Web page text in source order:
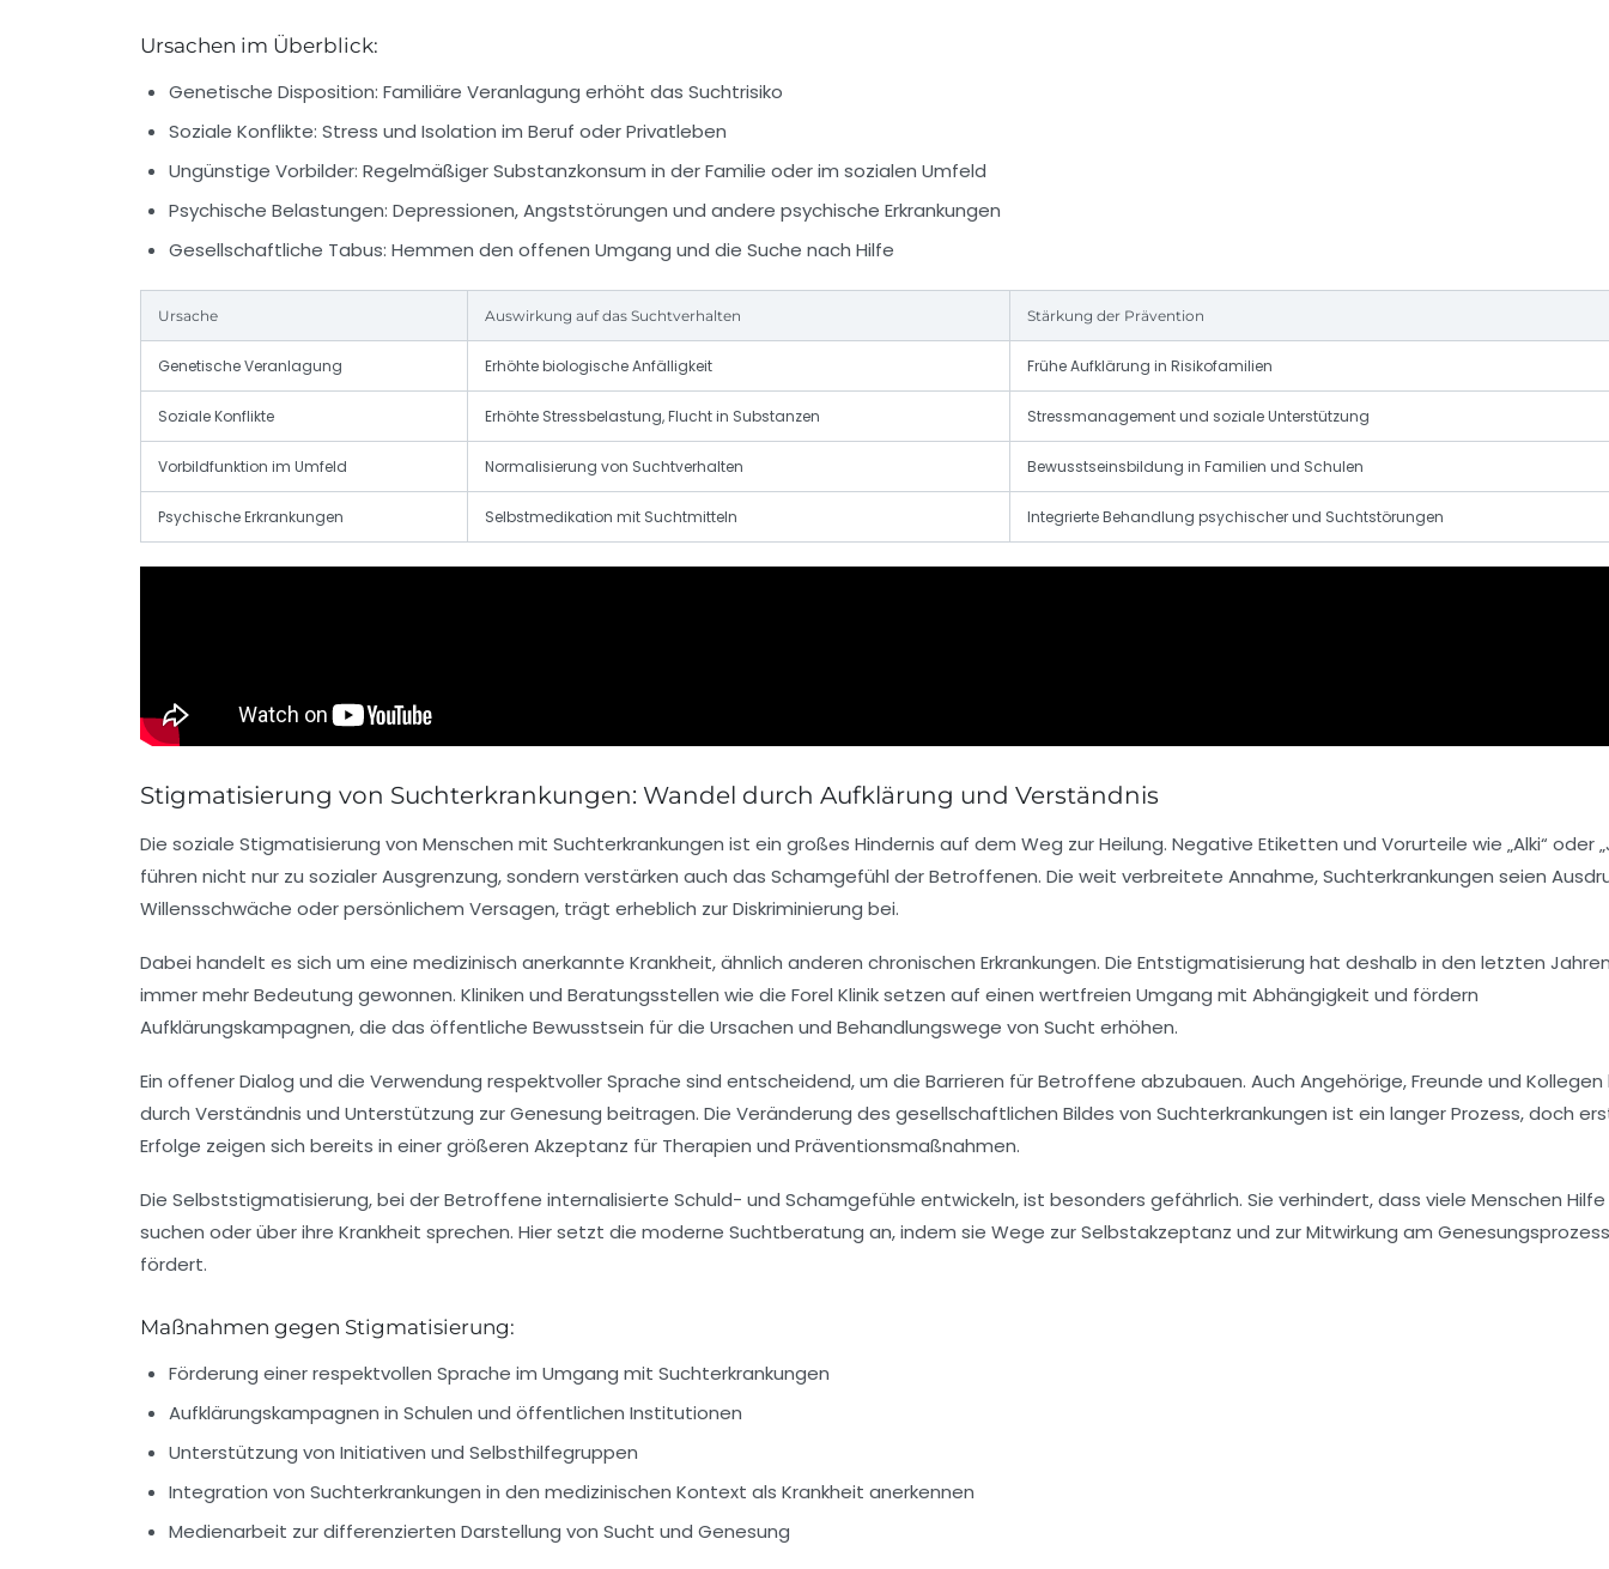
Ursachen im Überblick:
Genetische Disposition: Familiäre Veranlagung erhöht das Suchtrisiko
Soziale Konflikte: Stress und Isolation im Beruf oder Privatleben
Ungünstige Vorbilder: Regelmäßiger Substanzkonsum in der Familie oder im sozialen Umfeld
Psychische Belastungen: Depressionen, Angststörungen und andere psychische Erkrankungen
Gesellschaftliche Tabus: Hemmen den offenen Umgang und die Suche nach Hilfe
Ursache Auswirkung auf das Suchtverhalten Stärkung der Prävention
Genetische Veranlagung Erhöhte biologische Anfälligkeit Frühe Aufklärung in Risikofamilien
Soziale Konflikte Erhöhte Stressbelastung, Flucht in Substanzen Stressmanagement und soziale Unterstützung
Vorbildfunktion im Umfeld Normalisierung von Suchtverhalten Bewusstseinsbildung in Familien und Schulen
Psychische Erkrankungen Selbstmedikation mit Suchtmitteln Integrierte Behandlung psychischer und Suchtstörungen
Stigmatisierung von Suchterkrankungen: Wandel durch Aufklärung und Verständnis
Die soziale Stigmatisierung von Menschen mit Suchterkrankungen ist ein großes Hindernis auf dem Weg zur Heilung. Negative Etiketten und Vorurteile wie „Alki“ oder
führen nicht nur zu sozialer Ausgrenzung, sondern verstärken auch das Schamgefühl der Betroffenen. Die weit verbreitete Annahme, Suchterkrankungen seien
Willensschwäche oder persönlichem Versagen, trägt erheblich zur Diskriminierung bei.
Dabei handelt es sich um eine medizinisch anerkannte Krankheit, ähnlich anderen chronischen Erkrankungen. Die Entstigmatisierung hat deshalb in den letzten
immer mehr Bedeutung gewonnen. Kliniken und Beratungsstellen wie die Forel Klinik setzen auf einen wertfreien Umgang mit Abhängigkeit und fördern
Aufklärungskampagnen, die das öffentliche Bewusstsein für die Ursachen und Behandlungswege von Sucht erhöhen.
Ein offener Dialog und die Verwendung respektvoller Sprache sind entscheidend, um die Barrieren für Betroffene abzubauen. Auch Angehörige, Freunde und Kollegen
durch Verständnis und Unterstützung zur Genesung beitragen. Die Veränderung des gesellschaftlichen Bildes von Suchterkrankungen ist ein langer Prozess, doch
Erfolge zeigen sich bereits in einer größeren Akzeptanz für Therapien und Präventionsmaßnahmen.
Die Selbststigmatisierung, bei der Betroffene internalisierte Schuld- und Schamgefühle entwickeln, ist besonders gefährlich. Sie verhindert, dass viele Menschen Hilfe
suchen oder über ihre Krankheit sprechen. Hier setzt die moderne Suchtberatung an, indem sie Wege zur Selbstakzeptanz und zur Mitwirkung am Genesungsprozess
fördert.
Maßnahmen gegen Stigmatisierung:
Förderung einer respektvollen Sprache im Umgang mit Suchterkrankungen
Aufklärungskampagnen in Schulen und öffentlichen Institutionen
Unterstützung von Initiativen und Selbsthilfegruppen
Integration von Suchterkrankungen in den medizinischen Kontext als Krankheit anerkennen
Medienarbeit zur differenzierten Darstellung von Sucht und Genesung